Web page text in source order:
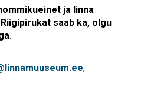
ja linna
saab ka, olgu
,